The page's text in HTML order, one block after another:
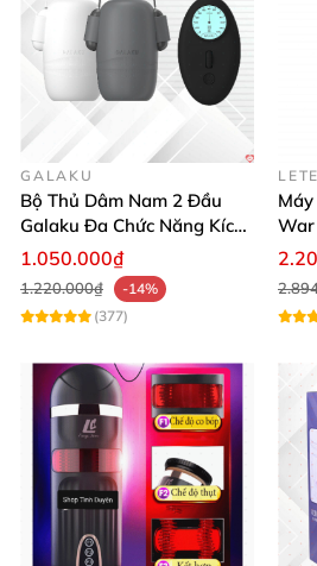
Zalo: 0938411000
Cảm ơn quý khách đã luôn tin
phẩmcủa chúng tôi!
GALAKU
Bộ Thủ Dâm Nam 2 Đầu
Galaku Đa Chức Năng Kích
Thích Sướng Mạnh
1.050.000₫
1.220.000₫
-14%
(377)
War
giá